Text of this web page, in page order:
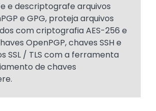
e descriptografe arquivos
e GPG, proteja arquivos
com criptografia AES-256 e
OpenPGP, chaves SSH e
SSL / TLS com a ferramenta
de chaves